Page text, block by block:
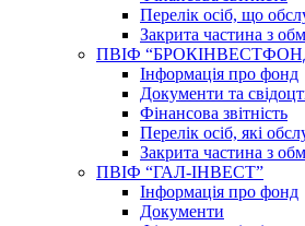
Перелік осіб, що
Закрита частина з
ПВІФ
Інформація про фонд
Документи та
Фінансова звітність
Перелік осіб, які
Закрита частина з
ПВІФ “ГАЛ-ІНВЕСТ”
Інформація про фонд
Документи